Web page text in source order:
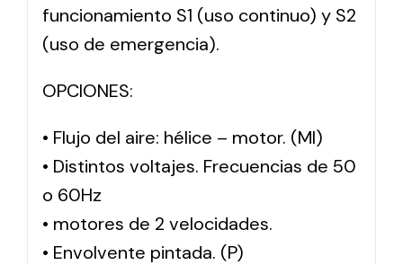
funcionamiento S1 (uso continuo) y S2
(uso de emergencia).
OPCIONES:
• Flujo del aire: hélice – motor. (MI)
• Distintos voltajes. Frecuencias de 50
o 60Hz
• motores de 2 velocidades.
• Envolvente pintada. (P)